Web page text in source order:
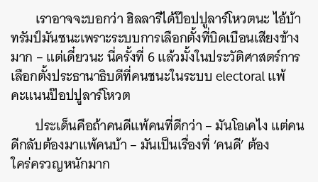
เราอาจจะบอกว่า ฮิลลารีได้ป๊อปปูลาร์โหวตนะ ไอ้บ้า
ทรัมป์มันชนะเพราะระบบการเลือกตั้งที่บิดเบือนเสียงข้าง
มาก – แต่เดี๋ยวนะ นี่ครั้งที่ 6 แล้วมั้งในประวัติศาสตร์การ
เลือกตั้งประธานาธิบดีที่คนชนะในระบบ electoral แพ้
คะแนนป๊อปปูลาร์โหวต
ประเด็นคือถ้าคนดีแพ้คนที่ดีกว่า – มันโอเคไง แต่คน
ดีกลับต้องมาแพ้คนบ้า – มันเป็นเรื่องที่ ‘คนดี’ ต้อง
ใคร่ครวญหนักมาก